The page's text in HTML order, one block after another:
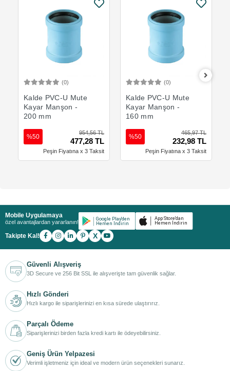
(0)
Kalde PVC-U Mute
Kayar Manşon -
200 mm
954,56 TL
477,28 TL
%50
Peşin Fiyatına x 3 Taksit
(0)
Kalde PVC-U Mute
Kayar Manşon -
160 mm
465,97 TL
232,98 TL
%50
Peşin Fiyatına x 3 Taksit
Mobile Uygulamaya
özel avantajlardan yararlanın!
Takipte Kal! X
Güvenli Alışveriş
3D Secure ve 256 Bit SSL ile alışverişte tam güvenlik sağlar.
Hızlı Gönderi
Hızlı kargo ile siparişlerinizi en kısa sürede ulaştırırız.
Parçalı Ödeme
Siparişlerinizi birden fazla kredi kartı ile ödeyebilirsiniz.
Geniş Ürün Yelpazesi
Verimli işletmeniz için ideal ve modern ürün seçenekleri sunarız.